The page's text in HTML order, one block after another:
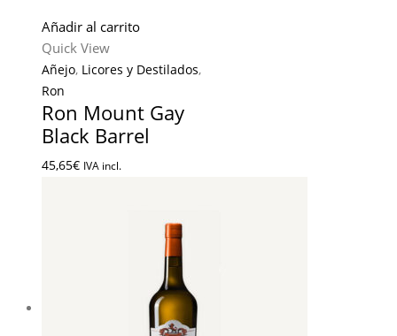
Añadir al carrito
Quick View
Añejo, Licores y Destilados,
Ron
Ron Mount Gay
Black Barrel
45,65€ IVA incl.